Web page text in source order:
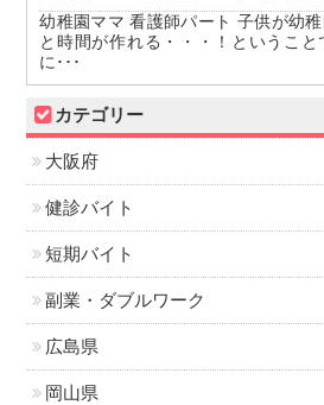
幼稚園ママ 看護師パート 子供が幼
と時間が作れる・・・！というこ
に･･･
カテゴリー
大阪府
健診バイト
短期バイト
副業・ダブルワーク
広島県
岡山県